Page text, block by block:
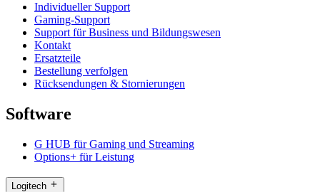
Individueller Support
Gaming-Support
Support für Business und Bildungswesen
Kontakt
Ersatzteile
Bestellung verfolgen
Rücksendungen & Stornierungen
Software
G HUB für Gaming und Streaming
Options+ für Leistung
Logitech